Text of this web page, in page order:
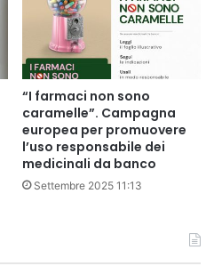
“I farmaci non sono
caramelle”. Campagna
europea per promuovere
l’uso responsabile dei
medicinali da banco
Settembre 2025 11:13